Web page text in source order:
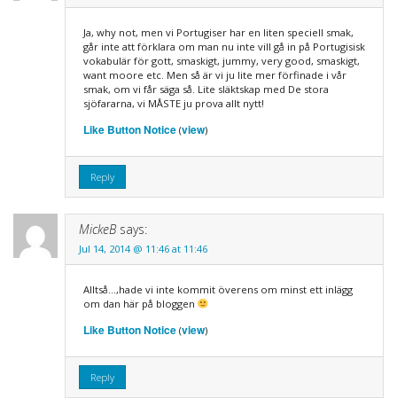
Ja, why not, men vi Portugiser har en liten speciell smak,
går inte att förklara om man nu inte vill gå in på Portugisisk
vokabulär för gott, smaskigt, jummy, very good, smaskigt,
want moore etc. Men så är vi ju lite mer förfinade i vår
smak, om vi får säga så. Lite släktskap med De stora
sjöfararna, vi MÅSTE ju prova allt nytt!
Like Button Notice(view)
Reply
MickeB says:
Jul 14, 2014 @ 11:46 at 11:46
Alltså…,hade vi inte kommit överens om minst ett inlägg
om dan här på bloggen
Like Button Notice(view)
Reply